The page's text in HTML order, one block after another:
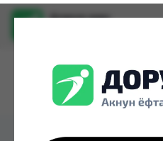
Доруи ман